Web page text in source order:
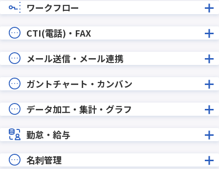
ワークフロー
CTI(電話)・FAX
メール送信・メール連携
ガントチャート・カンバン
データ加工・集計・グラフ
勤怠・給与
名刺管理